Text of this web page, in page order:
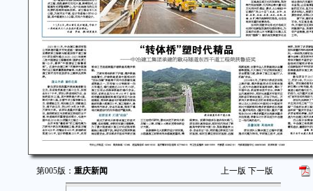
第005版： 重庆新闻 上一版 下一版